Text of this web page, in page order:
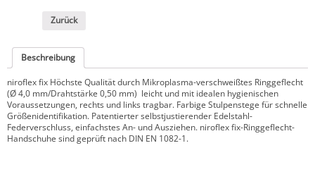
Zurück
Beschreibung
niroflex fix Höchste Qualität durch Mikroplasma-verschweißtes Ringgeflecht
(Ø 4,0 mm/Drahtstärke 0,50 mm)  leicht und mit idealen hygienischen
Voraussetzungen, rechts und links tragbar. Farbige Stulpenstege für schnelle
Größenidentifikation. Patentierter selbstjustierender Edelstahl-
Federverschluss, einfachstes An- und Ausziehen. niroflex fix-Ringgeflecht-
Handschuhe sind geprüft nach DIN EN 1082-1.